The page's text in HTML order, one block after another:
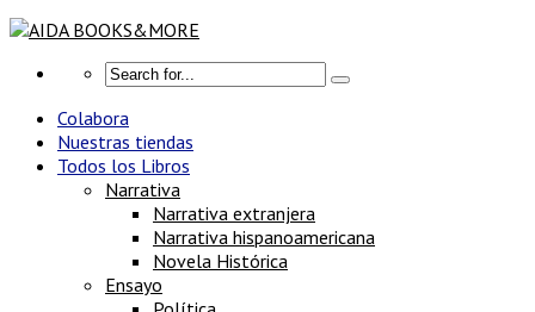
Colabora
Nuestras tiendas
Todos los Libros
Narrativa
Narrativa extranjera
Narrativa hispanoamericana
Novela Histórica
Ensayo